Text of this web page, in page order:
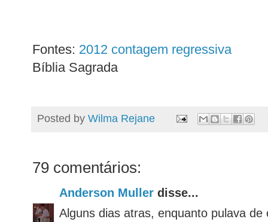
Fontes: 2012 contagem regressiva
Bíblia Sagrada
Posted by Wilma Rejane
79 comentários:
Anderson Muller disse...
Alguns dias atras, enquanto pulava de